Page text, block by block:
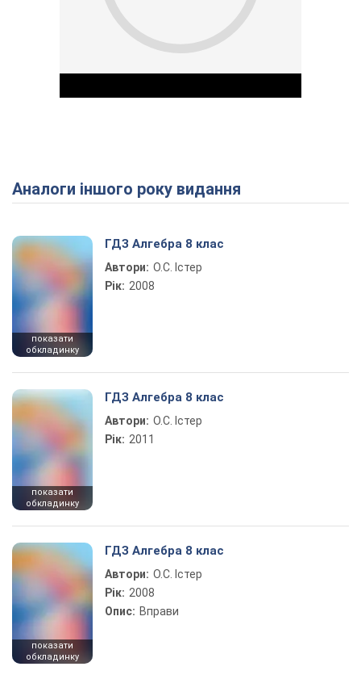
Play Video
Аналоги іншого року видання
показати
обкладинку
ГДЗ Алгебра 8 клас
Автори: О.С. Істер
Рік: 2008
показати
обкладинку
ГДЗ Алгебра 8 клас
Автори: О.С. Істер
Рік: 2011
показати
обкладинку
ГДЗ Алгебра 8 клас
Автори: О.С. Істер
Рік: 2008
Опис: Вправи